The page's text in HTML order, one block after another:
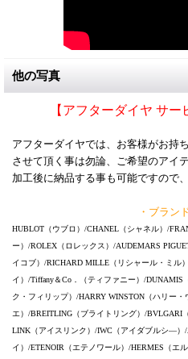
他の写真
【アフターダイヤ サー
アフターダイヤでは、お客様がお持
させて頂く事は勿論、ご希望のアイ
加工後に納品する事も可能ですので
・ブラン
HUBLOT（ウブロ）/CHANEL（シャネル）/
ー）/ROLEX（ロレックス）/AUDEMARS
イコブ）/RICHARD MILLE（リシャール・ミル
イ）/Tiffany＆Co．（ティファニー）/DUNAMIS
ク・フィリップ）/HARRY WINSTON（ハリー・
エ）/BREITLING（ブライトリング）/BVLGARI
LINK（アイスリンク）/IWC（アイダブルシ―）/
イ）/ETENOIR（エテノワール）/HERMES（エ